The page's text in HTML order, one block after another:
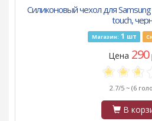
Силиконовый чехол для
touch,
Магазин: 1 шт
Цена 290
2.7/5 ~ (6
В